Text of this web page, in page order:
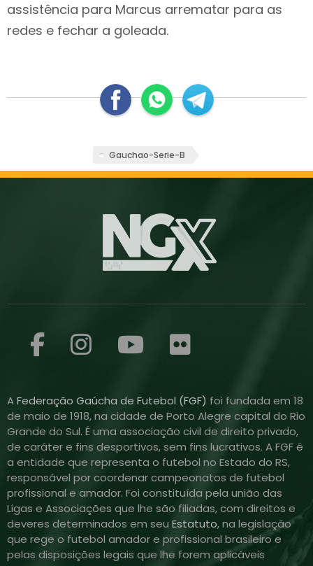
assistência para Marcus arrematar para as
redes e fechar a goleada.
Gauchao-Serie-B
AFederação Gaúcha de Futebol (FGF) foi fundada em 18
de maio de 1918, na cidade de Porto Alegre capital do Rio
Grande do Sul. É uma associação civil de direito privado,
de caráter e fins desportivos, sem fins lucrativos. A FGF é
a entidade que representa o futebol no Estado do RS,
responsável por coordenar campeonatos de futebol
profissional e amador. Foi constituída pela união das
Ligas e Associações que lhe são filiadas, com direitos e
deveres determinados em seu Estatuto, na legislação
que rege o futebol amador e profissional brasileiro e
pelas disposições legais que lhe forem aplicáveis